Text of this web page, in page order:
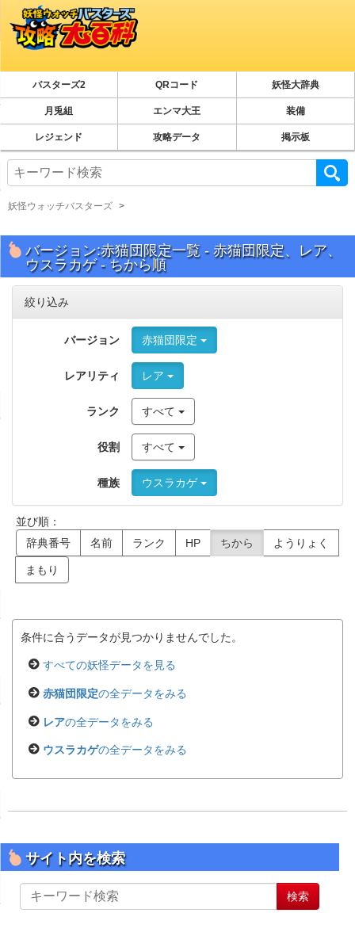
バスターズ2 QRコード 妖怪大辞典
月兎組 エンマ大王 装備
レジェンド 攻略データ 掲示板
妖怪ウォッチバスターズ
バージョン:赤猫団限定一覧 - 赤猫団限定、レア、
ウスラカゲ - ちから順
絞り込み
バージョン 赤猫団限定
レアリティ レア
ランク すべて
役割 すべて
種族 ウスラカゲ
並び順：
辞典番号
名前 ランク HP ちから ようりょく
まもり
条件に合うデータが見つかりませんでした。
すべての妖怪データを見る
赤猫団限定の全データをみる
レアの全データをみる
ウスラカゲの全データをみる
サイト内を検索
イ
検索